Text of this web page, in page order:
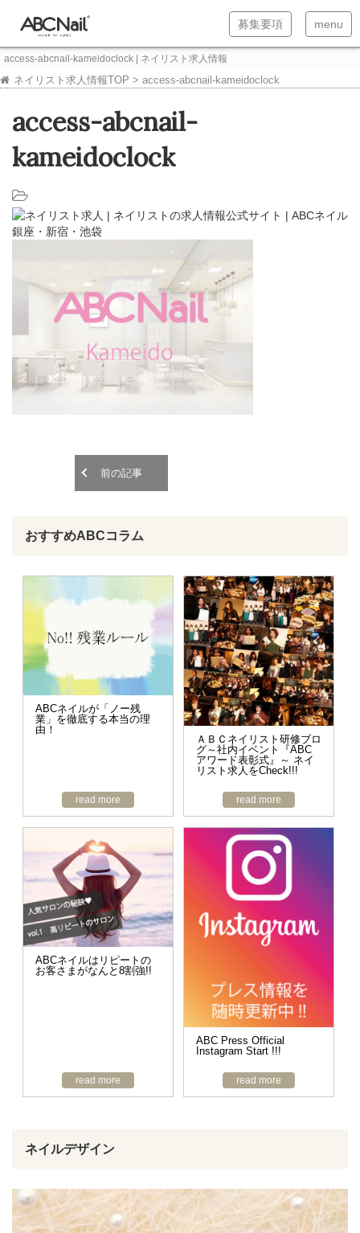
T
o
v
i
n
募集要項
T
o
v
menu
access-abcnail-kameidoclock | ネイリスト求人情報
ネイリスト求人情報TOP > access-abcnail-kameidoclock
access-abcnail-
kameidoclock
前の記事
おすすめABCコラム
ABCネイルが「ノー残
業」を徹底する本当の理
由！
read more
ＡＢＣネイリスト研修ブロ
グ～社内イベント『ABC
アワード表彰式』～ ネイ
リスト求人をCheck!!!
read more
ABCネイルはリピートの
お客さまがなんと8割強!!
read more
ABC Press Official
Instagram Start !!!
read more
ネイルデザイン